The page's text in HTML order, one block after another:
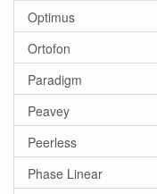
Optimus
Ortofon
Paradigm
Peavey
Peerless
Phase Linear